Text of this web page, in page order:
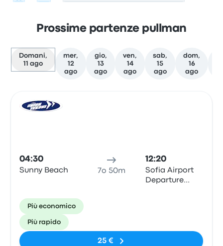
Prossime partenze pullman
Domani,
11 ago
mer,
12
ago
gio,
13
ago
ven,
14
ago
sab,
15
ago
dom,
16
ago
04:30
Sunny Beach 7o 50m
12:20
Sofia Airport
Departure
Più economico
Più rapido
25 €